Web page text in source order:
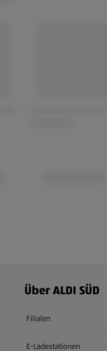
Über ALDI SÜD
Filialen
E-Ladestationen